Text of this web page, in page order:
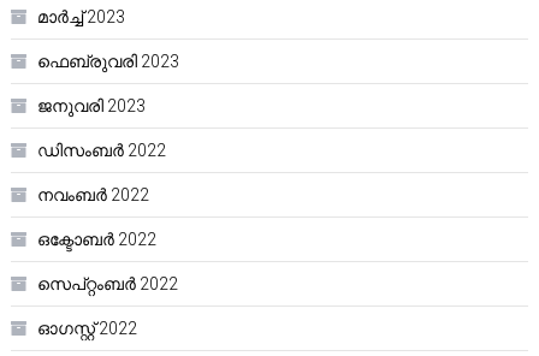
മാർച്ച്‌ 2023
ഫെബ്രുവരി 2023
ജനുവരി 2023
ഡിസംബർ 2022
നവംബർ 2022
ഒക്ടോബർ 2022
സെപ്റ്റംബർ 2022
ഓഗസ്റ്റ്‌ 2022